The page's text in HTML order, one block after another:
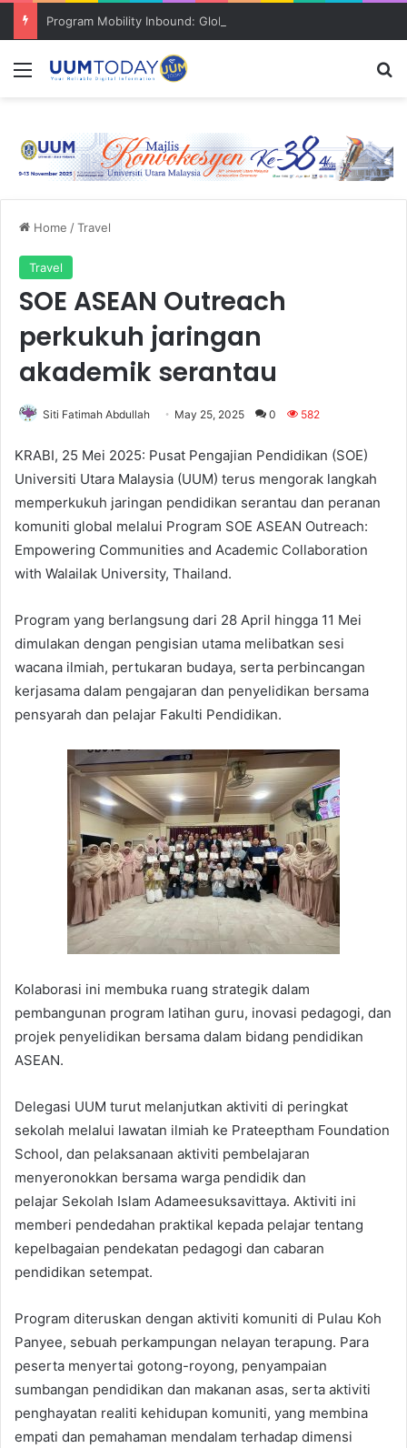
Menu
Home /Travel
Travel
SOE ASEAN Outreach
perkukuh jaringan
akademik serantau
Siti Fatimah Abdullah May 25, 2025 0 582
KRABI, 25 Mei 2025: Pusat Pengajian Pendidikan (SOE)
Universiti Utara Malaysia (UUM) terus mengorak langkah
memperkukuh jaringan pendidikan serantau dan peranan
komuniti global melalui Program SOE ASEAN Outreach:
Empowering Communities and Academic Collaboration
with Walailak University, Thailand.
Program yang berlangsung dari 28 April hingga 11 Mei
dimulakan dengan pengisian utama melibatkan sesi
wacana ilmiah, pertukaran budaya, serta perbincangan
kerjasama dalam pengajaran dan penyelidikan bersama
pensyarah dan pelajar Fakulti Pendidikan.
Kolaborasi ini membuka ruang strategik dalam
pembangunan program latihan guru, inovasi pedagogi, dan
projek penyelidikan bersama dalam bidang pendidikan
ASEAN.
Delegasi UUM turut melanjutkan aktiviti di peringkat
sekolah melalui lawatan ilmiah ke Prateeptham Foundation
School, dan pelaksanaan aktiviti pembelajaran
menyeronokkan bersama warga pendidik dan
pelajar Sekolah Islam Adameesuksavittaya. Aktiviti ini
memberi pendedahan praktikal kepada pelajar tentang
kepelbagaian pendekatan pedagogi dan cabaran
pendidikan setempat.
Program diteruskan dengan aktiviti komuniti di Pulau Koh
Panyee, sebuah perkampungan nelayan terapung. Para
peserta menyertai gotong-royong, penyampaian
sumbangan pendidikan dan makanan asas, serta aktiviti
penghayatan realiti kehidupan komuniti, yang membina
empati dan pemahaman mendalam terhadap dimensi